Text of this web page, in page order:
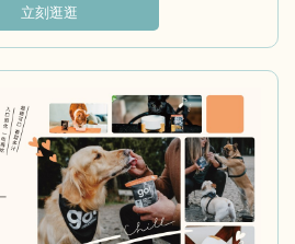
立刻逛逛